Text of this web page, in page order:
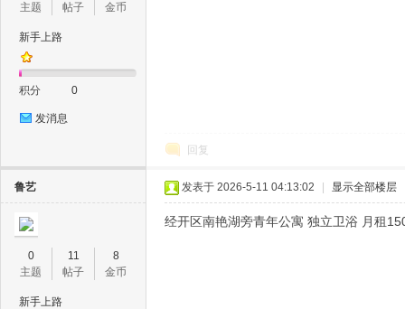
主题
帖子
金币
新手上路
积分 0
发消息
回复
鲁艺
0
主题
11
帖子
8
金币
新手上路
发表于 2026-5-11 04:13:02 显示全部楼层
经开区南艳湖旁青年公寓 独立卫浴 月租